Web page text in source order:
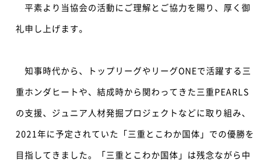
平素より当協会の活動にご理解とご協力を賜り、厚く御
礼申し上げます。
知事時代から、トップリーグやリーグONEで活躍する三
重ホンダヒートや、結成時から関わってきた三重PEARLS
の支援、ジュニア人材発掘プロジェクトなどに取り組み、
2021年に予定されていた「三重とこわか国体」での優勝を
目指してきました。「三重とこわか国体」は残念ながら中